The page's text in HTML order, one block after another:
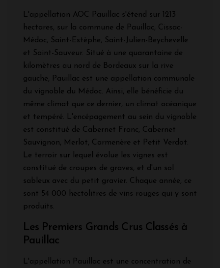
L'appellation AOC Pauillac s'étend sur 1213
hectares, sur la commune de Pauillac, Cissac-
Médoc, Saint-Estèphe, Saint-Julien-Beychevelle
et Saint-Sauveur. Situé à une quarantaine de
kilomètres au nord de Bordeaux sur la rive
gauche, Pauillac est une appellation communale
du vignoble du Médoc. Ainsi, elle bénéficie du
même climat que ce dernier, un climat océanique
et tempéré. L'encépagement au sein du vignoble
est constitué de Cabernet Franc, Cabernet
Sauvignon, Merlot, Carmenère et Petit Verdot.
Le terroir sur lequel évolue les vignes est
constitué de croupes de graves, et d'un sol
sableux avec du petit gravier. Chaque année, ce
sont 54 000 hectolitres de vins rouges qui y sont
produits.
Les Premiers Grands Crus Classés à
Pauillac
L'appellation Pauillac est une concentration de